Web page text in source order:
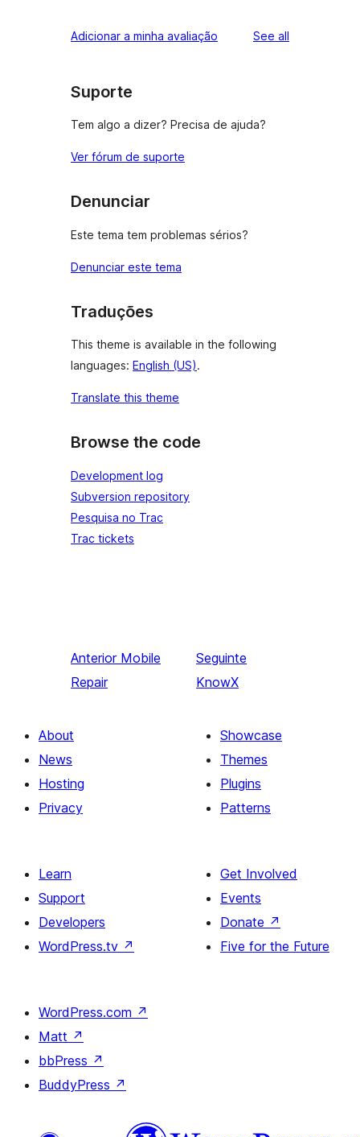
Adicionar a minha avaliação See all
Suporte
Tem algo a dizer? Precisa de ajuda?
Ver fórum de suporte
Denunciar
Este tema tem problemas sérios?
Denunciar este tema
Traduções
This theme is available in the following
languages: English (US).
Translate this theme
Browse the code
Development log
Subversion repository
Pesquisa no Trac
Trac tickets
Anterior Mobile
Repair
Seguinte
KnowX
About
News
Hosting
Privacy
Showcase
Themes
Plugins
Patterns
Learn
Support
Developers
WordPress.tv ↗
Get Involved
Events
Donate ↗
Five for the Future
WordPress.com ↗
Matt ↗
bbPress ↗
BuddyPress ↗